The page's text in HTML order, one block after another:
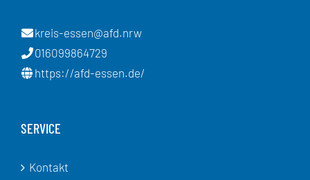
kreis-essen@afd.nrw
016099864729
https://afd-essen.de/
SERVICE
Kontakt